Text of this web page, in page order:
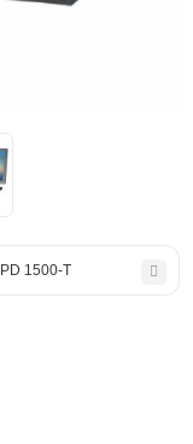
PD 1500-T